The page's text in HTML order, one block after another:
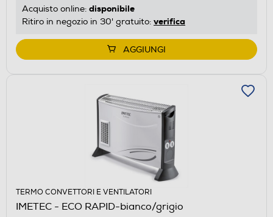
Acquisto online: disponibile
Ritiro in negozio in 30' gratuito: verifica
AGGIUNGI
TERMO CONVETTORI E VENTILATORI
IMETEC - ECO RAPID-bianco/grigio